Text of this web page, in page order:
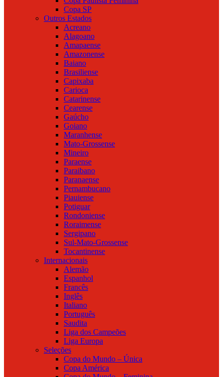
Copa SP
Outros Estados
Acreano
Alagoano
Amapaense
Amazonense
Baiano
Brasiliense
Capixaba
Carioca
Catarinense
Cearense
Gaúcho
Goiano
Maranhense
Mato-Grossense
Mineiro
Paraense
Paraibano
Paranaense
Pernambucano
Piauiense
Potiguar
Rondoniense
Roraimense
Sergipano
Sul-Mato-Grossense
Tocantinense
Internacionais
Alemão
Espanhol
Francês
Inglês
Italiano
Português
Saudita
Liga dos Campeões
Liga Europa
Seleções
Copa do Mundo – Única
Copa América